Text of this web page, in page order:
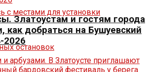
Златоустам и гостям города
как добраться на Бушуевский
2026